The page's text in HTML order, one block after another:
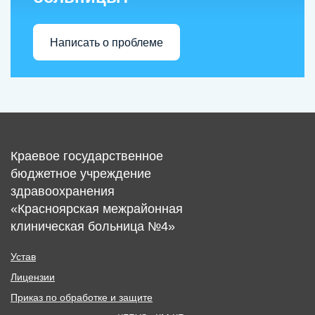
Написать о проблеме
Краевое государственное
бюджетное учреждение
здравоохранения
«Красноярская межрайонная
клиническая больница №4»
Устав
Лицензии
Приказ по обработке и защите